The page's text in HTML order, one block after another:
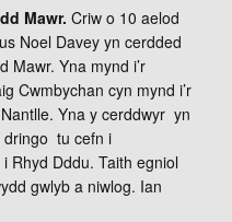
Mawr. Criw o 10 aelod
Noel Davey yn cerdded
Mawr. Yna mynd i’r
Cwmbychan cyn mynd i’r
Yna y cerddwyr yn
dringo tu cefn i
Dddu. Taith egniol
gwlyb a niwlog. Ian